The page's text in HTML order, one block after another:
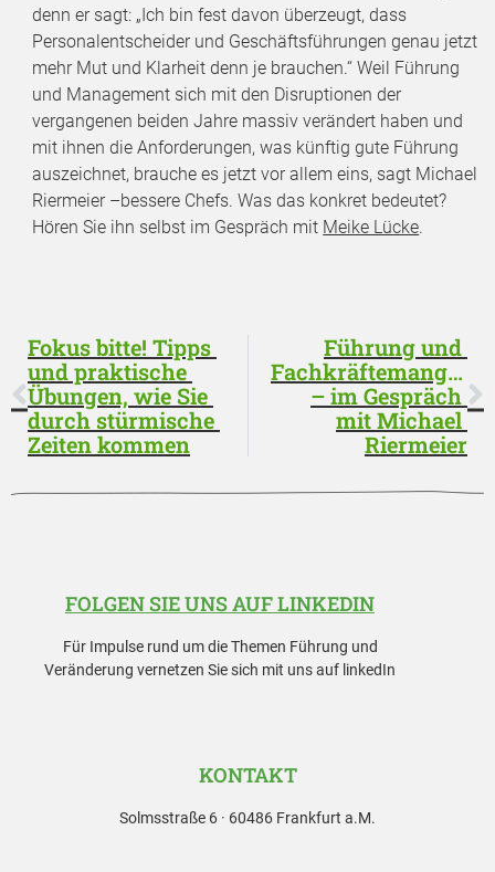
denn er sagt: „Ich bin fest davon überzeugt, dass
Personalentscheider und Geschäftsführungen genau jetzt
mehr Mut und Klarheit denn je brauchen.“ Weil Führung
und Management sich mit den Disruptionen der
vergangenen beiden Jahre massiv verändert haben und
mit ihnen die Anforderungen, was künftig gute Führung
auszeichnet, brauche es jetzt vor allem eins, sagt Michael
Riermeier –bessere Chefs. Was das konkret bedeutet?
Hören Sie ihn selbst im Gespräch mit Meike Lücke.
Fokus bitte! Tipps
und praktische
Übungen, wie Sie
durch stürmische
Zeiten kommen
Führung und
Fachkräftemangel
– im Gespräch
mit Michael
Riermeier
FOLGEN SIE UNS AUF LINKEDIN
Für Impulse rund um die Themen Führung und
Veränderung vernetzen Sie sich mit uns auf linkedIn
KONTAKT
Solmsstraße 6 · 60486 Frankfurt a.M.